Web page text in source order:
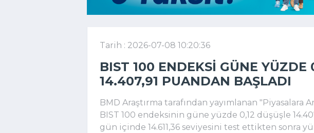
Tarih : 2026-07-08 10:20:36
BIST 100 ENDEKSI GÜNE YÜZDE
14.407,91 PUANDAN BAŞLADI
BMD Araştırma tarafından yayımlanan "Piyasalara
BIST 100 endeksinin güne yüzde 0,12 düşüşle
gün içinde 14.611,36 seviyesini test ettikten sonra